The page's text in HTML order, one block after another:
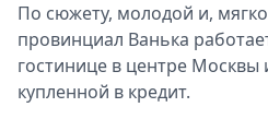
Афиша
Книги
Выставки
По сюжету, молодой и,
провинциал Ванька
гостинице в центре Москвы
купленной в кредит.